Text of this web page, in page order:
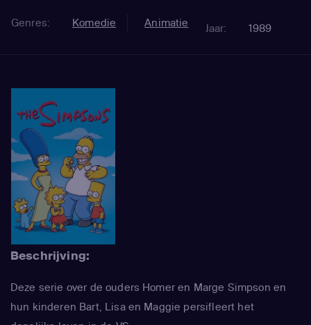
Genres: Komedie Animatie Jaar: 1989
Beschrijving:
Deze serie over de ouders Homer en Marge Simpson en
hun kinderen Bart, Lisa en Maggie persifleert het